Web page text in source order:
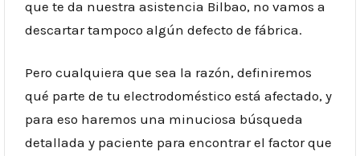
que te da nuestra asistencia Bilbao, no vamos a
descartar tampoco algún defecto de fábrica.
Pero cualquiera que sea la razón, definiremos
qué parte de tu electrodoméstico está afectado, y
para eso haremos una minuciosa búsqueda
detallada y paciente para encontrar el factor que